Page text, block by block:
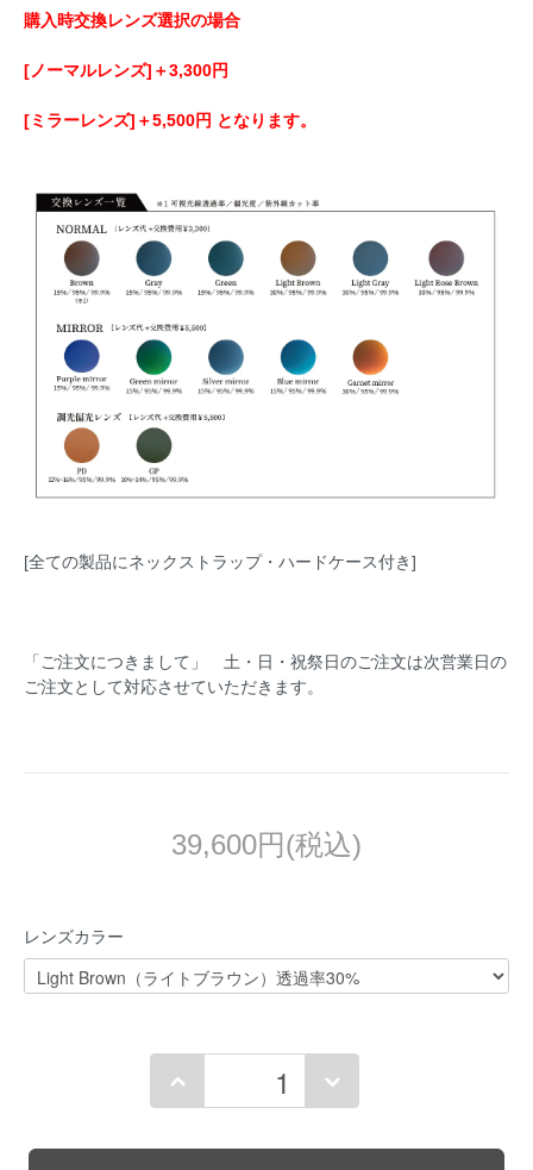
購入時交換レンズ選択の場合
[ノーマルレンズ]＋3,300円
[ミラーレンズ]＋5,500円 となります。
[全ての製品にネックストラップ・ハードケース付き]
「ご注文につきまして」 土・日・祝祭日のご注文は次営業日の
ご注文として対応させていただきます。
39,600円(税込)
レンズカラー